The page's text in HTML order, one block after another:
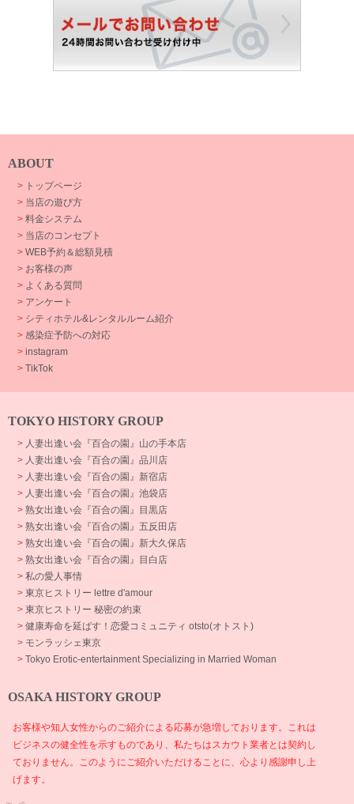
ABOUT
> トップページ
> 当店の遊び方
> 料金システム
> 当店のコンセプト
> WEB予約＆総額見積
> お客様の声
> よくある質問
> アンケート
> シティホテル&レンタルルーム紹介
> 感染症予防への対応
> instagram
> TikTok
TOKYO HISTORY GROUP
> 人妻出逢い会『百合の園』山の手本店
> 人妻出逢い会『百合の園』品川店
> 人妻出逢い会『百合の園』新宿店
> 人妻出逢い会『百合の園』池袋店
> 熟女出逢い会『百合の園』目黒店
> 熟女出逢い会『百合の園』五反田店
> 熟女出逢い会『百合の園』新大久保店
> 熟女出逢い会『百合の園』目白店
> 私の愛人事情
> 東京ヒストリー lettre d'amour
> 東京ヒストリー 秘密の約束
> 健康寿命を延ばす！恋愛コミュニティ otsto(オトスト)
> モンラッシェ東京
> Tokyo Erotic-entertainment Specializing in Married Woman
OSAKA HISTORY GROUP
お客様や知人女性からのご紹介による応募が急増しております。これは
ビジネスの健全性を示すものであり、私たちはスカウト業者とは契約し
ておりません。このようにご紹介いただけることに、心より感謝申し上
げます。